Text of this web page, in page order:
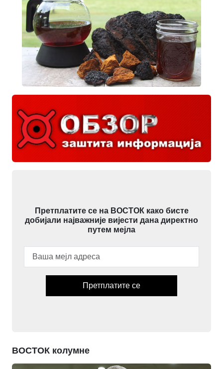
Претплатите се на ВОСТОК како бисте
добијали најважније вијести дана директно
путем мејла
Претплатите се
ВОСТОК колумне